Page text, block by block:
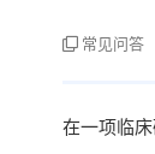
常见问答
在一项临